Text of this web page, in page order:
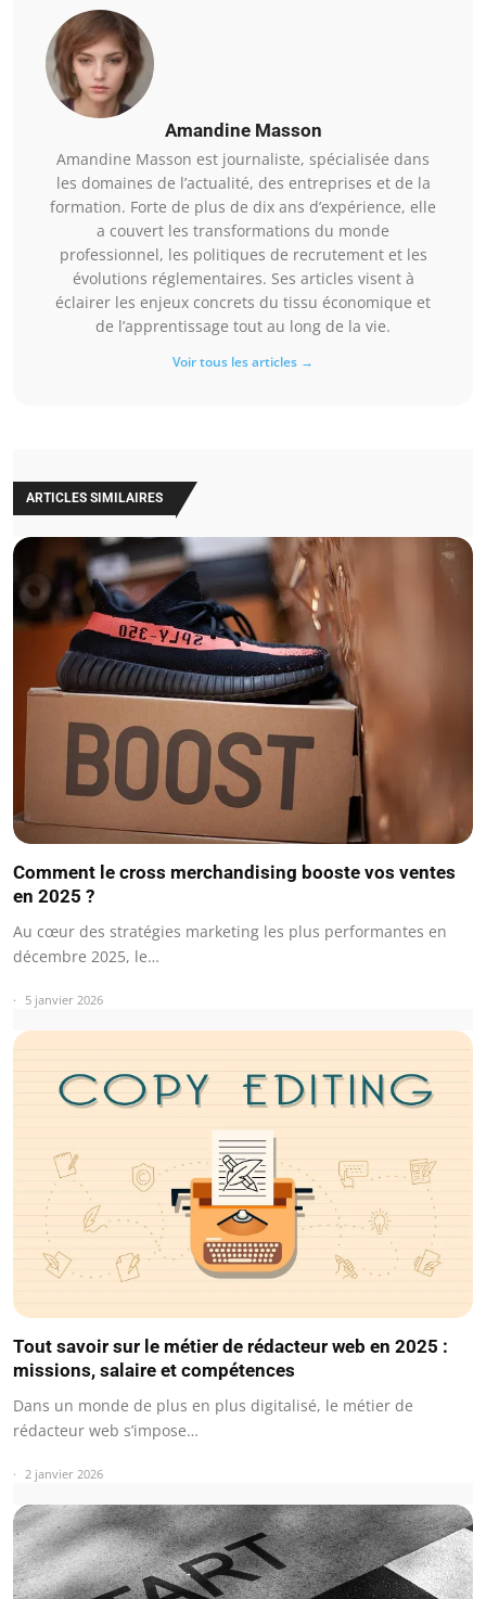
Amandine Masson
Amandine Masson est journaliste, spécialisée dans
les domaines de l’actualité, des entreprises et de la
formation. Forte de plus de dix ans d’expérience, elle
a couvert les transformations du monde
professionnel, les politiques de recrutement et les
évolutions réglementaires. Ses articles visent à
éclairer les enjeux concrets du tissu économique et
de l’apprentissage tout au long de la vie.
Voir tous les articles →
ARTICLES SIMILAIRES
Comment le cross merchandising booste vos ventes
en 2025 ?
Au cœur des stratégies marketing les plus performantes en
décembre 2025, le…
5 janvier 2026
Tout savoir sur le métier de rédacteur web en 2025 :
missions, salaire et compétences
Dans un monde de plus en plus digitalisé, le métier de
rédacteur web s’impose…
2 janvier 2026